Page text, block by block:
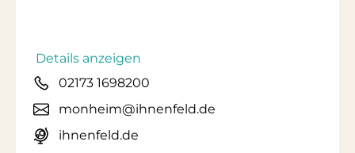
Details anzeigen
02173 1698200
monheim@ihnenfeld.de
ihnenfeld.de